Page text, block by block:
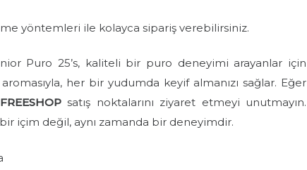
yöntemleri ile kolayca sipariş verebilirsiniz.
Puro 25’s, kaliteli bir puro deneyimi arayanlar için
her bir yudumda keyif almanızı sağlar. Eğer
FREESHOPsatış noktalarını ziyaret etmeyi unutmayın.
içim değil, aynı zamanda bir deneyimdir.